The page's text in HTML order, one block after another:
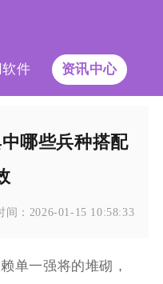
件 资讯中心
哪些兵种搭配
间： 2026-01-15 10:58:33
单一强将的堆砌，